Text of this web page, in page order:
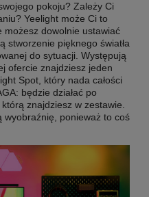
pokoju? Zależy Ci
Yeelight może Ci to
możesz dowolnie ustawiać
stworzenie pięknego światła
do sytuacji. Występują
ofercie znajdziesz jeden
Spot, który nada całości
będzie działać po
znajdziesz w zestawie.
wyobraźnię, ponieważ to coś